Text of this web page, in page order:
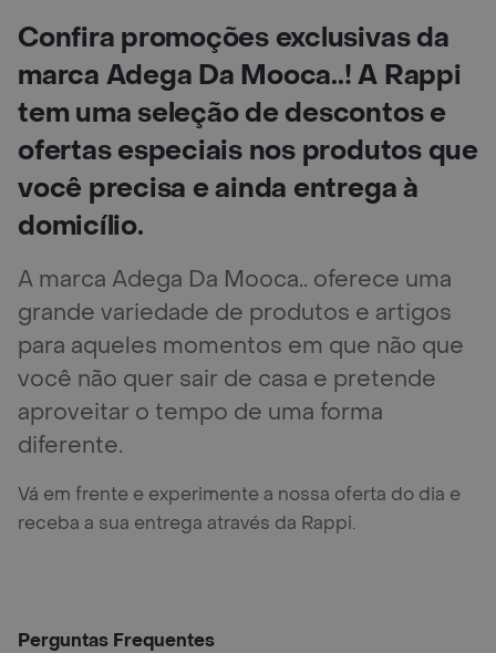
Confira promoções exclusivas da
marca Adega Da Mooca..! A Rappi
tem uma seleção de descontos e
ofertas especiais nos produtos que
você precisa e ainda entrega à
domicílio.
A marca Adega Da Mooca.. oferece uma
grande variedade de produtos e artigos
para aqueles momentos em que não que
você não quer sair de casa e pretende
aproveitar o tempo de uma forma
diferente.
Vá em frente e experimente a nossa oferta do dia e
receba a sua entrega através da Rappi.
Perguntas Frequentes